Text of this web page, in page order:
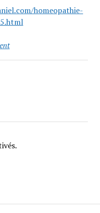
homeopathie-